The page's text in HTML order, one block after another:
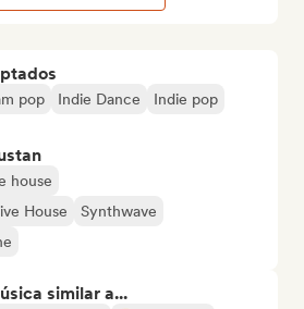
pop Indie Dance
Indie pop
house
House
Synthwave
similar a...